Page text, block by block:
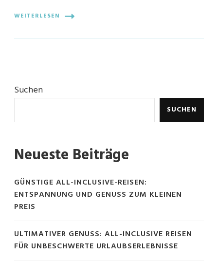
WEITERLESEN
Suchen
SUCHEN
Neueste Beiträge
GÜNSTIGE ALL-INCLUSIVE-REISEN:
ENTSPANNUNG UND GENUSS ZUM KLEINEN
PREIS
ULTIMATIVER GENUSS: ALL-INCLUSIVE REISEN
FÜR UNBESCHWERTE URLAUBSERLEBNISSE